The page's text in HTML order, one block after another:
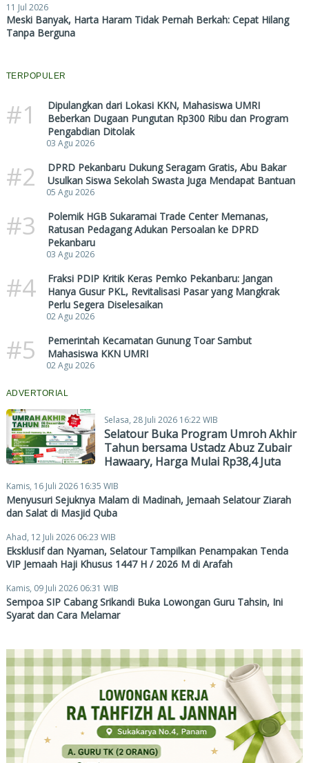
11 Jul 2026
Meski Banyak, Harta Haram Tidak Pernah Berkah: Cepat Hilang
Tanpa Berguna
TERPOPULER
#1
Dipulangkan dari Lokasi KKN, Mahasiswa UMRI
Beberkan Dugaan Pungutan Rp300 Ribu dan Program
Pengabdian Ditolak
03 Agu 2026
#2
DPRD Pekanbaru Dukung Seragam Gratis, Abu Bakar
Usulkan Siswa Sekolah Swasta Juga Mendapat Bantuan
05 Agu 2026
#3
Polemik HGB Sukaramai Trade Center Memanas,
Ratusan Pedagang Adukan Persoalan ke DPRD
Pekanbaru
03 Agu 2026
#4
Fraksi PDIP Kritik Keras Pemko Pekanbaru: Jangan
Hanya Gusur PKL, Revitalisasi Pasar yang Mangkrak
Perlu Segera Diselesaikan
02 Agu 2026
#5
Pemerintah Kecamatan Gunung Toar Sambut
Mahasiswa KKN UMRI
02 Agu 2026
ADVERTORIAL
Selasa, 28 Juli 2026 16:22 WIB
Selatour Buka Program Umroh Akhir
Tahun bersama Ustadz Abuz Zubair
Hawaary, Harga Mulai Rp38,4 Juta
Kamis, 16 Juli 2026 16:35 WIB
Menyusuri Sejuknya Malam di Madinah, Jemaah Selatour Ziarah
dan Salat di Masjid Quba
Ahad, 12 Juli 2026 06:23 WIB
Eksklusif dan Nyaman, Selatour Tampilkan Penampakan Tenda
VIP Jemaah Haji Khusus 1447 H / 2026 M di Arafah
Kamis, 09 Juli 2026 06:31 WIB
Sempoa SIP Cabang Srikandi Buka Lowongan Guru Tahsin, Ini
Syarat dan Cara Melamar